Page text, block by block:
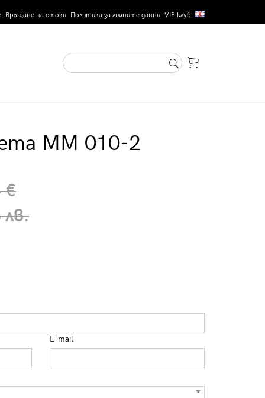
Връщане на стоки Политика за личните данни VIP клуб
MM 010-2
€
лв.
E-mail